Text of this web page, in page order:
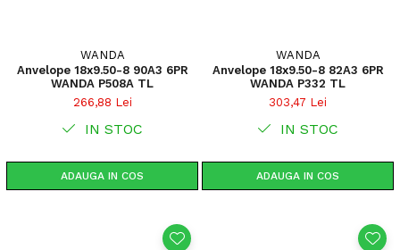
WANDA
Anvelope 18x9.50-8 90A3 6PR
WANDA P508A TL
266,88 Lei
IN STOC
ADAUGA IN COS
WANDA
Anvelope 18x9.50-8 82A3 6PR
WANDA P332 TL
303,47 Lei
IN STOC
ADAUGA IN COS